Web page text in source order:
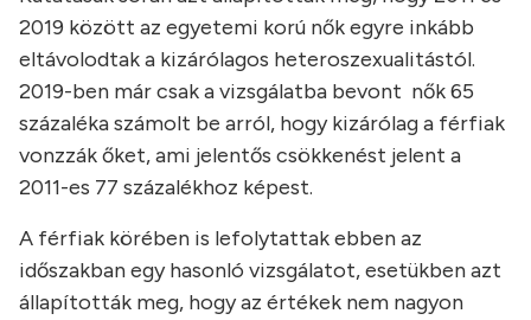
2019 között az egyetemi korú nők egyre inkább
eltávolodtak a kizárólagos heteroszexualitástól.
2019-ben már csak a vizsgálatba bevont nők 65
százaléka számolt be arról, hogy kizárólag a férfiak
vonzzák őket, ami jelentős csökkenést jelent a
2011-es 77 százalékhoz képest.
A férfiak körében is lefolytattak ebben az
időszakban egy hasonló vizsgálatot, esetükben azt
állapították meg, hogy az értékek nem nagyon